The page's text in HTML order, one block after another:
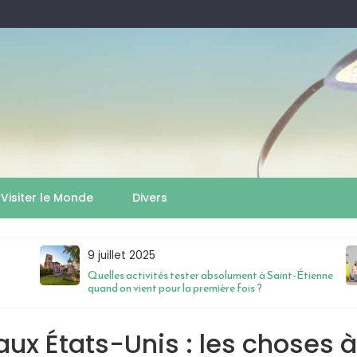
Visiter le Monde Divers
9 juillet 2025
Quelles activités tester absolument à Saint-Étienne
quand on vient pour la première fois ?
États-Unis : les choses à